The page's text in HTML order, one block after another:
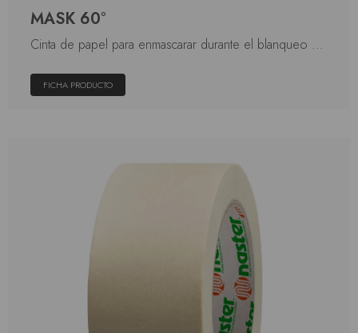
MASK 60°
Cinta de papel para enmascarar durante el blanqueo ...
FICHA PRODUCTO